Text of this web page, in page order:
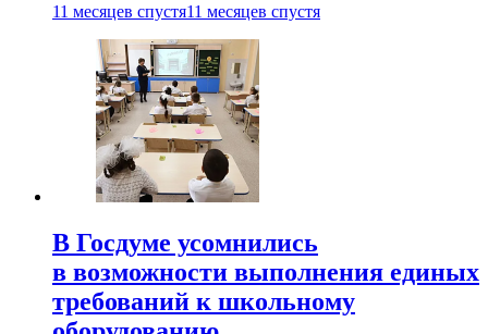
11 месяцев спустя11 месяцев спустя
В Госдуме усомнились
в возможности выполнения единых
требований к школьному